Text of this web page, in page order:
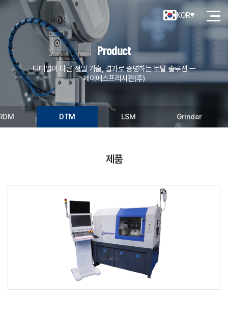
KOR
Product
디테일이 다른 정밀 기술, 결과로 증명하는 토탈 솔루션 ㅡ
제이에스프리시젼(주)
DTM LSM Grinder
제품